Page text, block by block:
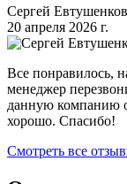
Сергей Евтушенков
20 апреля 2026 г.
Все понравилось,
менеджер
данную компанию
хорошо. Спасибо!
Смотреть все